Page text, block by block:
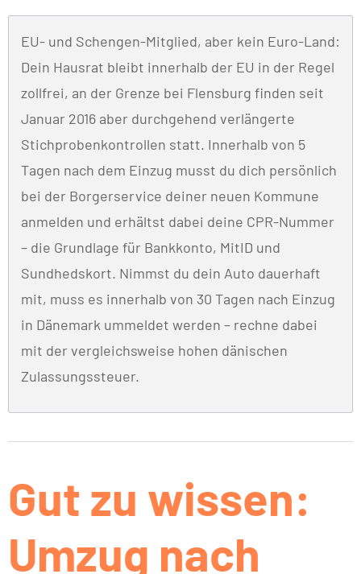
EU- und Schengen-Mitglied, aber kein Euro-Land:
Dein Hausrat bleibt innerhalb der EU in der Regel
zollfrei, an der Grenze bei Flensburg finden seit
Januar 2016 aber durchgehend verlängerte
Stichprobenkontrollen statt. Innerhalb von 5
Tagen nach dem Einzug musst du dich persönlich
bei der Borgerservice deiner neuen Kommune
anmelden und erhältst dabei deine CPR-Nummer
– die Grundlage für Bankkonto, MitID und
Sundhedskort. Nimmst du dein Auto dauerhaft
mit, muss es innerhalb von 30 Tagen nach Einzug
in Dänemark ummeldet werden – rechne dabei
mit der vergleichsweise hohen dänischen
Zulassungssteuer.
Gut zu wissen:
Umzug nach